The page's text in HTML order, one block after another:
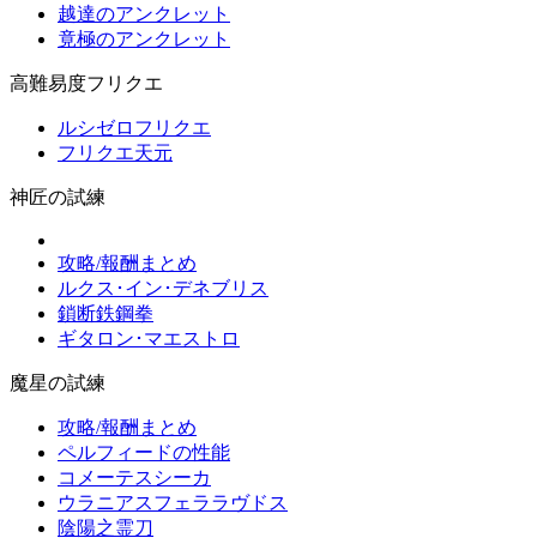
越達のアンクレット
竟極のアンクレット
高難易度フリクエ
ルシゼロフリクエ
フリクエ天元
神匠の試練
攻略/報酬まとめ
ルクス･イン･デネブリス
鎖断鉄鋼拳
ギタロン･マエストロ
魔星の試練
攻略/報酬まとめ
ペルフィードの性能
コメーテスシーカ
ウラニアスフェララヴドス
陰陽之霊刀